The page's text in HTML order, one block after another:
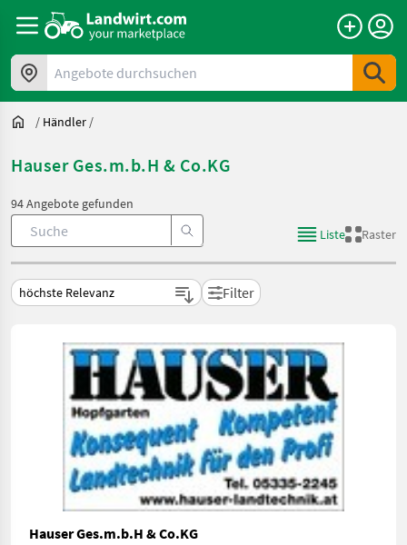
Angebote durchsuchen
/ Händler /
Hauser Ges.m.b.H & Co.KG
94 Angebote gefunden
Liste
Raster
Filter
Hauser Ges.m.b.H & Co.KG